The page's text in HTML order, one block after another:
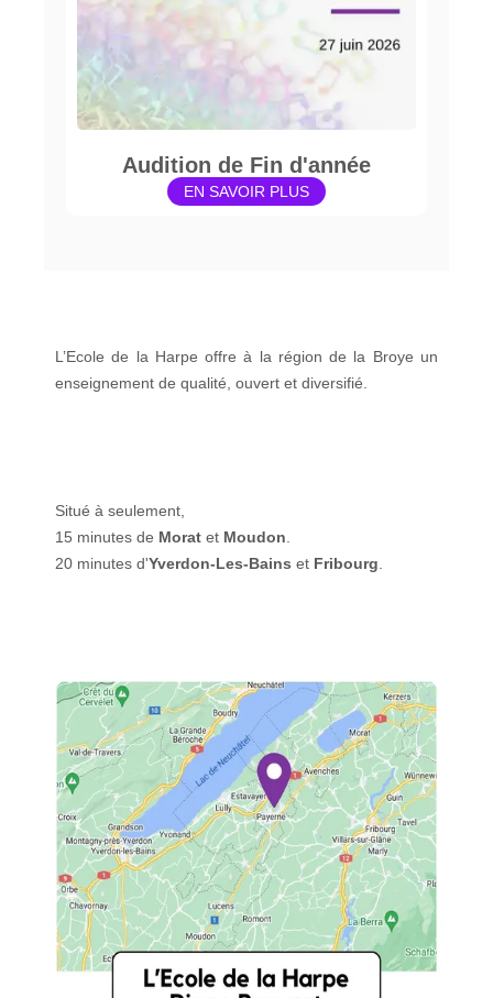
Audition de Fin d'année
EN SAVOIR PLUS
L’Ecole de la Harpe offre à la région de la Broye un
enseignement de qualité, ouvert et diversifié.
Situé à seulement,
15 minutes de Morat et Moudon
20 minutes d'Yverdon-Les-Bains et Fribourg